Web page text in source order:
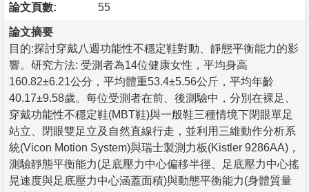
論文頁數: 55
論文摘要
目的:探討穿戴八週功能性不穩定鞋對動、靜態平衡能力的影
響。研究方法: 受測者為14位健康女性，平均身高
160.82±6.21公分，平均體重53.4±5.56公斤，平均年齡
40.17±9.58歲。每位受測者在前、後測驗中，分別在裸足、
穿戴功能性不穩定鞋(MBT鞋)與一般鞋三種情境下閉眼單足
站立、閉眼雙足立及自然直線行走，並利用三維動作分析系
統(Vicon Motion System)與瑞士製測力板(Kistler 9286AA)，
測驗靜態平衡能力(足底壓力中心偏移半徑、足底壓力中心搖
晃速度與足底壓力中心涵蓋面積)與動態平衡能力(身體質量